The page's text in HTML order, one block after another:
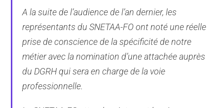
A la suite de l’audience de l’an dernier, les
représentants du SNETAA-FO ont noté une réelle
prise de conscience de la spécificité de notre
métier avec la nomination d’une attachée auprès
du DGRH qui sera en charge de la voie
professionnelle.